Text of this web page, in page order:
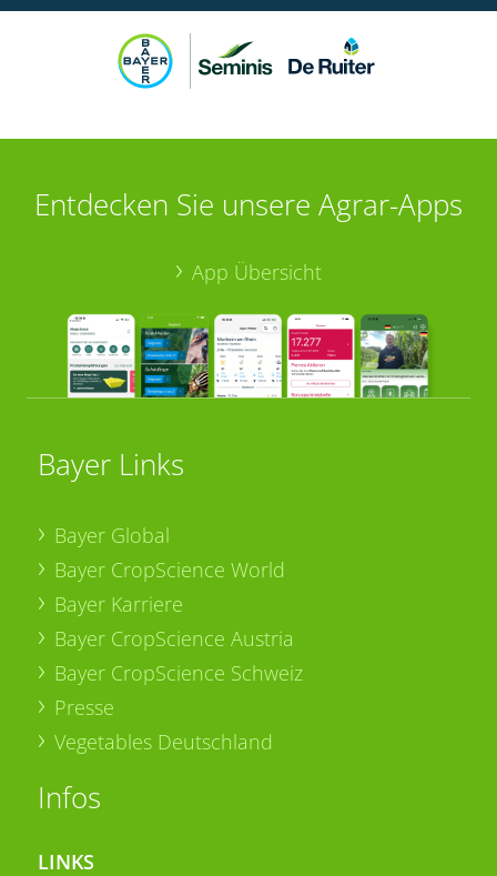
Entdecken Sie unsere Agrar-Apps
App Übersicht
Bayer Links
Bayer Global
Bayer CropScience World
Bayer Karriere
Bayer CropScience Austria
Bayer CropScience Schweiz
Presse
Vegetables Deutschland
Infos
LINKS